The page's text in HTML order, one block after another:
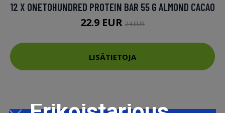
12 X ONETOHUNDRED PROTEIN BAR 55 G ALMOND CACAO
22.9 EUR 24 EUR
LISÄTIETOJA